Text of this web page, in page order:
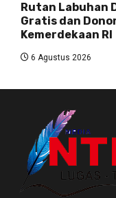
Rutan Labuhan
Gratis dan
Kemerdekaan RI
6 Agustus 2026